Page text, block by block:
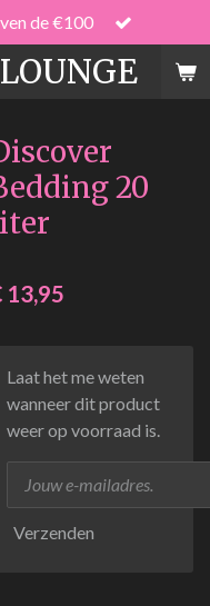
de €100
20
13,95
Laat het me weten
wanneer dit product
weer op voorraad is.
Verzenden